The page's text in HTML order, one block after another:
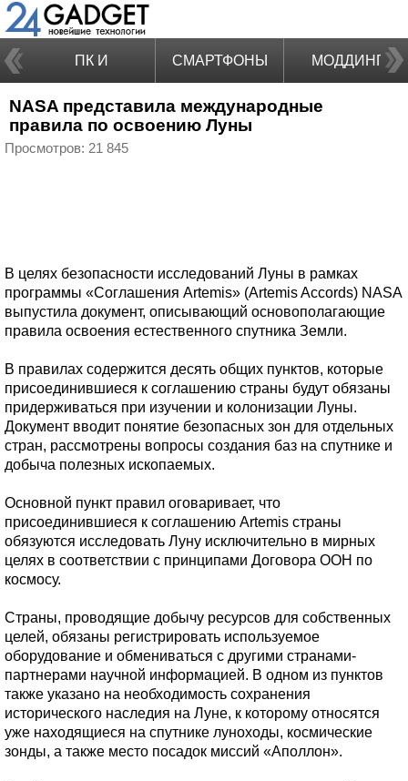
ПК И
НОУТБУКИ
СМАРТФОНЫ МОДДИНГ
NASA представила международные
правила по освоению Луны
Просмотров: 21 845
В целях безопасности исследований Луны в рамках
программы «Соглашения Artemis» (Artemis Accords) NASA
выпустила документ, описывающий основополагающие
правила освоения естественного спутника Земли.
В правилах содержится десять общих пунктов, которые
присоединившиеся к соглашению страны будут обязаны
придерживаться при изучении и колонизации Луны.
Документ вводит понятие безопасных зон для отдельных
стран, рассмотрены вопросы создания баз на спутнике и
добыча полезных ископаемых.
Основной пункт правил оговаривает, что
присоединившиеся к соглашению Artemis страны
обязуются исследовать Луну исключительно в мирных
целях в соответствии с принципами Договора ООН по
космосу.
Страны, проводящие добычу ресурсов для собственных
целей, обязаны регистрировать используемое
оборудование и обмениваться с другими странами-
партнерами научной информацией. В одном из пунктов
также указано на необходимость сохранения
исторического наследия на Луне, к которому относятся
уже находящиеся на спутнике луноходы, космические
зонды, а также место посадок миссий «Аполлон».